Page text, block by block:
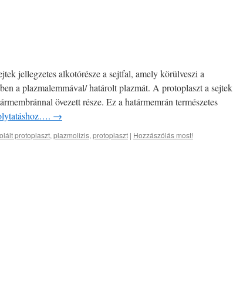
jellegzetes alkotórésze a sejtfal, amely körülveszi a
a plazmalemmával/ határolt plazmát. A protoplaszt a sejtek
övezett része. Ez a határmemrán természetes
→
protoplaszt, plazmolizis, protoplaszt | Hozzászólás most!